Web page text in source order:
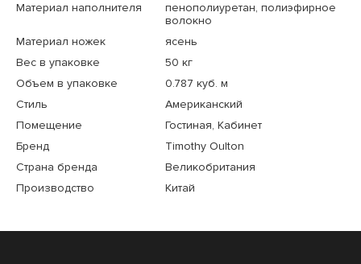
Материал наполнителя
пенополиуретан, полиэфирное
волокно
Материал ножек
ясень
Вес в упаковке
50 кг
Объем в упаковке
0.787 куб. м
Стиль
Американский
Помещение
Гостиная, Кабинет
Бренд
Timothy Oulton
Страна бренда
Великобритания
Производство
Китай